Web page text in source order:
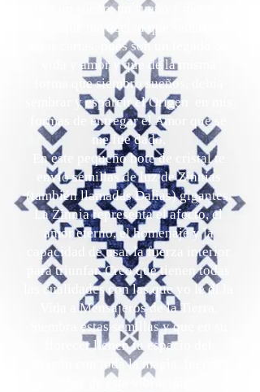
,tuve un sueño, un sueño y mensaje
en el que me decían que sembrase
estas cartas, pues son un legado de
vida y amor y que de la misma
forma que siembro sueños, debía
sembrar y esparcir el Origen en mis
formas de entregar el Amor que se
me fue dado.
En este pequeño bote de cristal te
envío semillas de luz de Zinnias
(también llamadas Dalias) gigantes.
La Zinnia representa el afecto, el
amor eterno, el homenaje y la
capacidad de usar la fuerza interior
para triunfar. Creo que tienen todas
las cualidades con las que yo le di la
Vida a Mensajeros de la Tierra.
Siembra estas semillas y que en su
florecer llenen tu espacio del
corazón con toda la magia, fuerza y
luz de esta vibración.